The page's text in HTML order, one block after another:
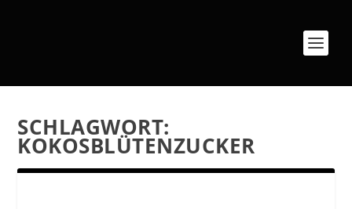
SCHLAGWORT:
KOKOSBLÜTENZUCKER